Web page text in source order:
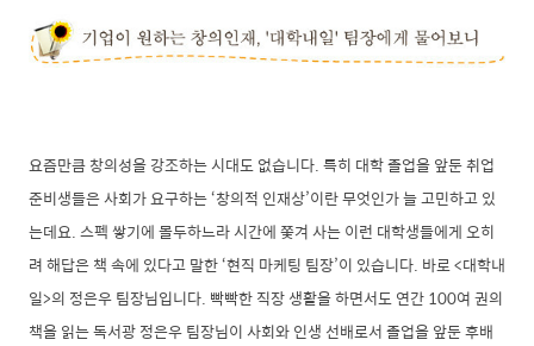
요즘만큼 창의성을 강조하는 시대도 없습니다. 특히 대학 졸업을 앞둔 취업
준비생들은 사회가 요구하는 ‘창의적 인재상’이란 무엇인가 늘 고민하고 있
는데요. 스펙 쌓기에 몰두하느라 시간에 쫓겨 사는 이런 대학생들에게 오히
려 해답은 책 속에 있다고 말한 ‘현직 마케팅 팀장’이 있습니다. 바로 <대학내
일>의 정은우 팀장님입니다. 빡빡한 직장 생활을 하면서도 연간 100여 권의
책을 읽는 독서광 정은우 팀장님이 사회와 인생 선배로서 졸업을 앞둔 후배